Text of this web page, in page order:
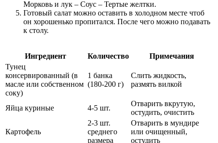
Морковь и лук – Соус – Тертые желтки.
Готовый салат можно оставить в холодном месте чтоб
он хорошенько пропитался. После чего можно подавать
к столу.
Ингредиент Количество
Примечания
Тунец
консервированный (в
масле или собственном
соку)
1 банка
(180-200 г)
Слить жидкость,
размять вилкой
Яйца куриные 4-5 шт.
Отварить вкрутую,
остудить, очистить
Картофель
2-3 шт.
среднего
размера
Отварить в мундире
или очищенный,
остудить